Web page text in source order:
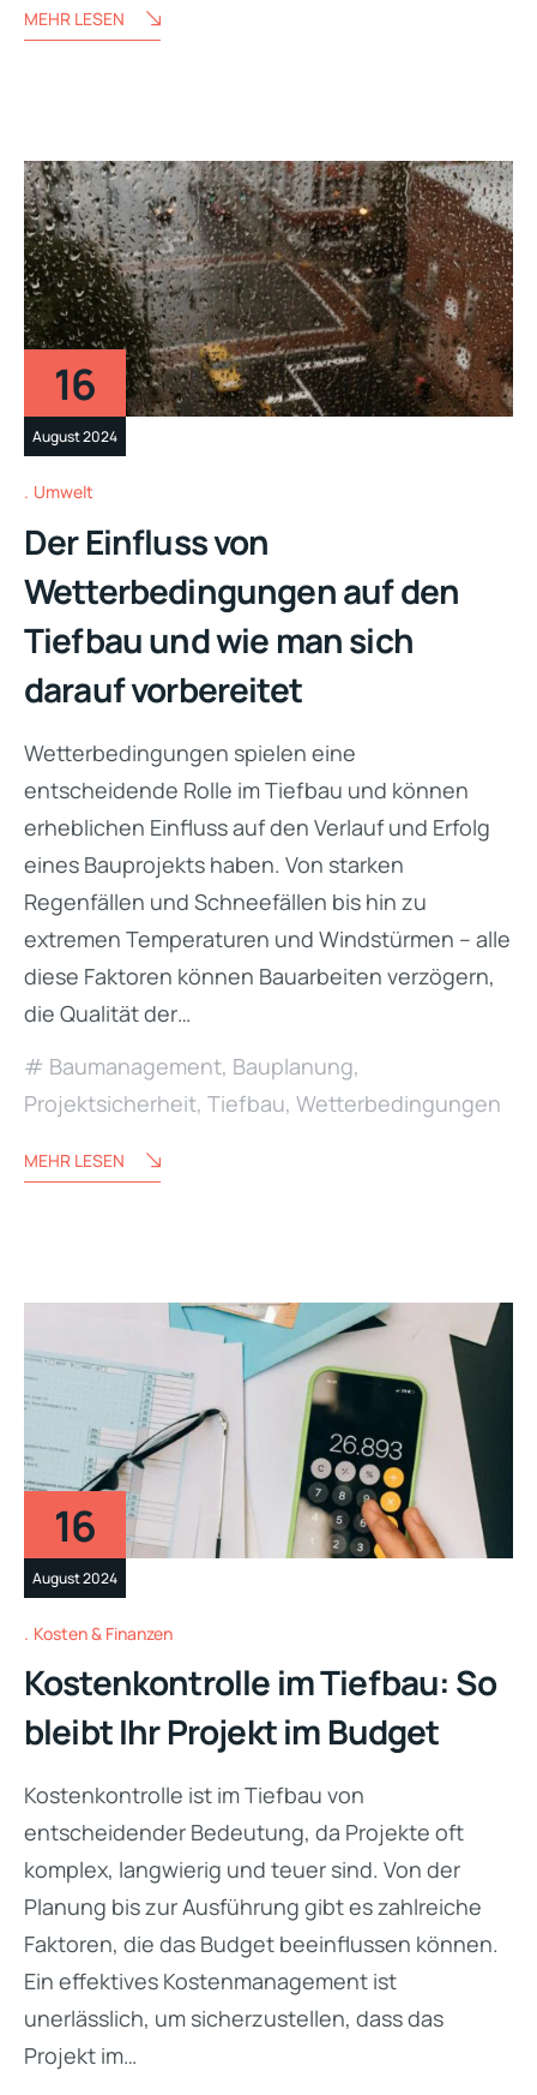
MEHR LESEN
16
August 2024
Umwelt
Der Einfluss von
Wetterbedingungen auf den
Tiefbau und wie man sich
darauf vorbereitet
Wetterbedingungen spielen eine
entscheidende Rolle im Tiefbau und können
erheblichen Einfluss auf den Verlauf und Erfolg
eines Bauprojekts haben. Von starken
Regenfällen und Schneefällen bis hin zu
extremen Temperaturen und Windstürmen – alle
diese Faktoren können Bauarbeiten verzögern,
die Qualität der…
Baumanagement, Bauplanung,
Projektsicherheit, Tiefbau, Wetterbedingungen
MEHR LESEN
16
August 2024
Kosten & Finanzen
Kostenkontrolle im Tiefbau: So
bleibt Ihr Projekt im Budget
Kostenkontrolle ist im Tiefbau von
entscheidender Bedeutung, da Projekte oft
komplex, langwierig und teuer sind. Von der
Planung bis zur Ausführung gibt es zahlreiche
Faktoren, die das Budget beeinflussen können.
Ein effektives Kostenmanagement ist
unerlässlich, um sicherzustellen, dass das
Projekt im…